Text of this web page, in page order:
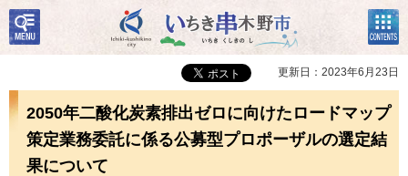
いちき串木野市
検
索・
共通
コン
テン
ツメ
ニュ
更新日：2023年6月23日
2050年二酸化炭素排出ゼロに向けたロードマップ
策定業務委託に係る公募型プロポーザルの選定結
果について